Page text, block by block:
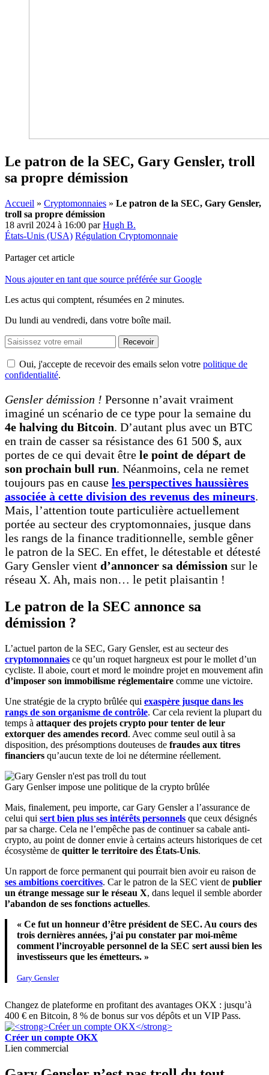
Le patron de la SEC, Gary Gensler, troll
sa propre démission
Accueil » Cryptomonnaies » Le patron de la SEC, Gary Gensler,
troll sa propre démission
18 avril 2024 à 16:00 parHugh B.
États-Unis (USA) Régulation Cryptomonnaie
Partager cet article
Nous ajouter en tant que source préférée sur Google
Les actus qui comptent, résumées en 2 minutes.
Du lundi au vendredi, dans votre boîte mail.
Recevoir
Oui, j'accepte de recevoir des emails selon votre politique de
confidentialité.
Gensler démission ! Personne n’avait vraiment
imaginé un scénario de ce type pour la semaine du
4e halving du Bitcoin. D’autant plus avec un BTC
en train de casser sa résistance des 61 500 $, aux
portes de ce qui devait être le point de départ de
son prochain bull run. Néanmoins, cela ne remet
toujours pas en cause les perspectives haussières
associée à cette division des revenus des mineurs.
Mais, l’attention toute particulière actuellement
portée au secteur des cryptomonnaies, jusque dans
les rangs de la finance traditionnelle, semble gêner
le patron de la SEC. En effet, le détestable et détesté
Gary Gensler vient d’annoncer sa démission sur le
réseau X. Ah, mais non… le petit plaisantin !
Le patron de la SEC annonce sa
démission ?
L’actuel parton de la SEC, Gary Gensler, est au secteur des
cryptomonnaies ce qu’un roquet hargneux est pour le mollet d’un
cycliste. Il aboie, court et mord le moindre projet en mouvement afin
d’imposer son immobilisme réglementaire comme une victoire.
Une stratégie de la crypto brûlée qui exaspère jusque dans les
rangs de son organisme de contrôle. Car cela revient la plupart du
temps à attaquer des projets crypto pour tenter de leur
extorquer des amendes record. Avec comme seul outil à sa
disposition, des présomptions douteuses de fraudes aux titres
financiers qu’aucun texte de loi ne détermine réellement.
Gary Genlser impose une politique de la crypto brûlée
Mais, finalement, peu importe, car Gary Gensler a l’assurance de
celui qui sert bien plus ses intérêts personnels que ceux désignés
par sa charge. Cela ne l’empêche pas de continuer sa cabale anti-
crypto, au point de donner envie à certains acteurs historiques de cet
écosystème de quitter le territoire des États-Unis.
Un rapport de force permanent qui pourrait bien avoir eu raison de
ses ambitions coercitives. Car le patron de la SEC vient de publier
un étrange message sur le réseau X, dans lequel il semble aborder
l’abandon de ses fonctions actuelles.
« Ce fut un honneur d’être président de SEC. Au cours des
trois dernières années, j’ai pu constater par moi-même
comment l’incroyable personnel de la SEC sert aussi bien les
investisseurs que les émetteurs. »
Gary Gensler
Changez de plateforme en profitant des avantages OKX : jusqu’à
400 € en Bitcoin, 8 % de bonus sur vos dépôts et un VIP Pass.
Créer un compte OKX
Lien commercial